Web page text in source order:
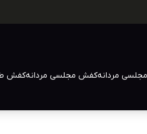
مردانهکفش مجلسی مردانهکفش